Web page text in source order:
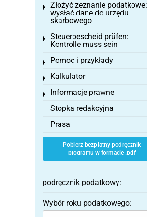
Złożyć zeznanie podatkowe:
wysłać dane do urzędu
skarbowego
Toggle menu
Steuerbescheid prüfen:
Kontrolle muss sein
Toggle menu
Pomoc i przykłady
Toggle menu
Kalkulator
Toggle menu
Informacje prawne
Toggle menu
Stopka redakcyjna
Prasa
Pobierz bezpłatny podręcznik
programu w formacie .pdf
podręcznik podatkowy:
Wybór roku podatkowego: